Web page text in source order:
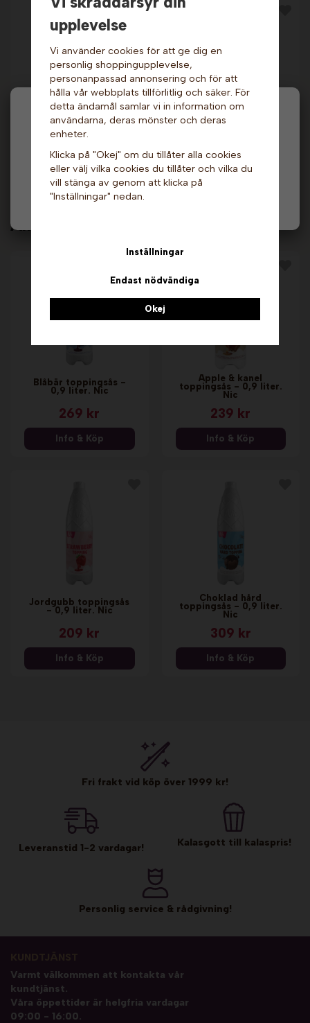
Hej och välkommen till Gottes!
moms) eller företag (exkl. moms) för hur våra priser
ska visas.
Privat
Nutellahink 3 kg
309 kr 519 kr
Info & Köp
Jordgubbsås - 900
159 kr
Info & Köp
Andra köpte även
Blåbär toppingsås -
0,9 liter. Nic
269 kr
Info & Köp
Äpple & kanel
toppingsås - 0,9 liter.
Nic
239 kr
Info & Köp
Jordgubb toppingsås
- 0,9 liter. Nic
209 kr
Info & Köp
Choklad hård
toppingsås - 0,9 liter.
Nic
309 kr
Info & Köp
Fri frakt vid köp över 1999 kr!
Leveranstid 1-2 vardagar! Kalasgott till kalaspris!
Personlig service & rådgivning!
Varmt välkommen att kontakta vår
kundtjänst.
Våra öppettider är helgfria vardagar
09:00 - 16:00.
upplevelse
Vi använder cookies för att ge dig en
personlig shoppingupplevelse,
personanpassad annonsering och för att
hålla vår webbplats tillförlitlig och säker. För
detta ändamål samlar vi in information om
användarna, deras mönster och deras
enheter.
Klicka på "Okej" om du tillåter alla cookies
eller välj vilka cookies du tillåter och vilka du
vill stänga av genom att klicka på
"Inställningar" nedan.
Inställningar
Endast nödvändiga
Okej